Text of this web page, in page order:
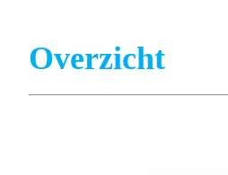
Overzicht